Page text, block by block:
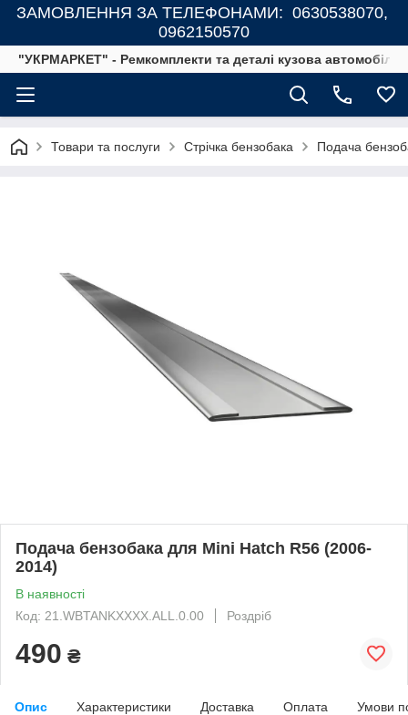
ЗАМОВЛЕННЯ ЗА ТЕЛЕФОНАМИ: 0630538070,
0962150570
"УКРМАРКЕТ" - Ремкомплекти та деталі кузова автомобілів
Товари та послуги Стрічка бензобака Подача
Подача бензобака для Mini Hatch R56 (2006-
2014)
В наявності
Код: 21.WBTANKXXXX.ALL.0.00
Роздріб
490 ₴
Опис Характеристики Доставка Оплата Умови